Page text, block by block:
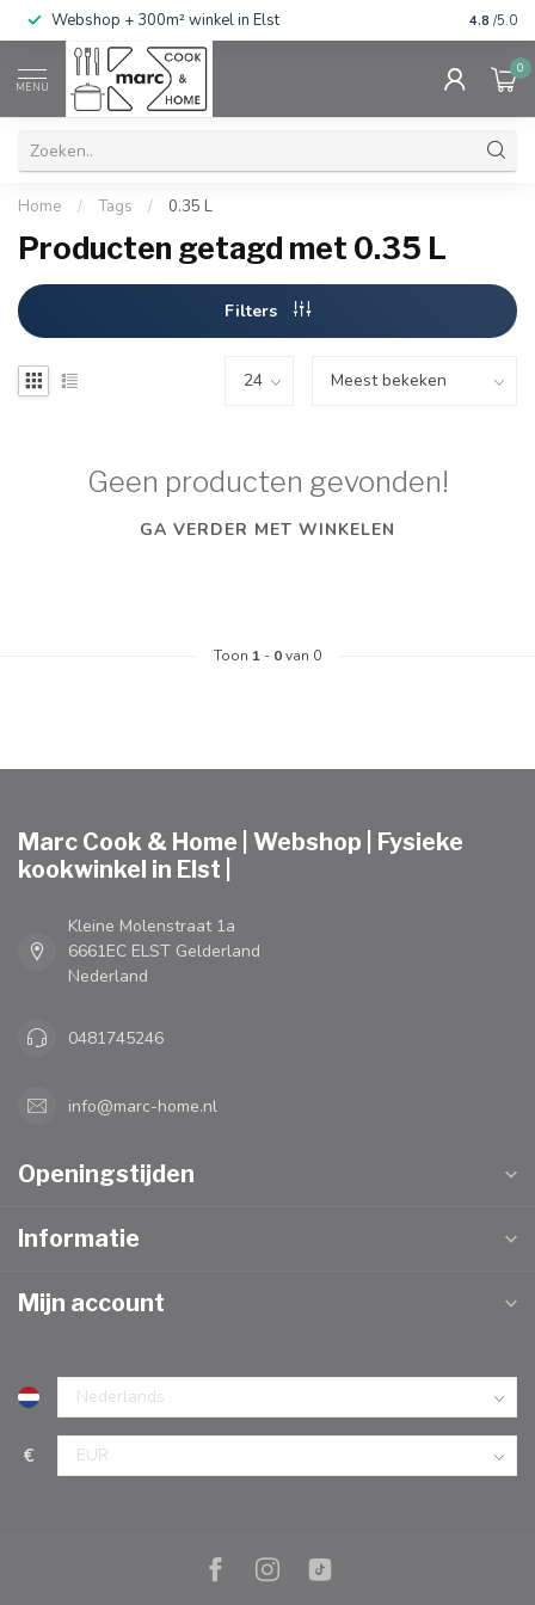
Webshop + 300m² winkel in Elst Gratis
4.8 /5.0
MENU
0
Home / Tags / 0.35 L
Producten getagd met 0.35 L
Filters
Geen producten gevonden!
GA VERDER MET WINKELEN
Toon 1 - 0van 0
Marc Cook & Home | Webshop | Fysieke
kookwinkel in Elst |
Kleine Molenstraat 1a
6661EC ELST Gelderland
Nederland
0481745246
info@marc-home.nl
Openingstijden
Informatie
Mijn account
€